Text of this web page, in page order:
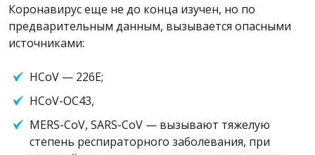
Коронавирус еще не до конца изучен, но по
предварительным данным, вызывается опасными
источниками:
HCoV — 226E;
HCoV-OC43,
MERS-CoV, SARS-CoV — вызывают тяжелую
степень респираторного заболевания, при